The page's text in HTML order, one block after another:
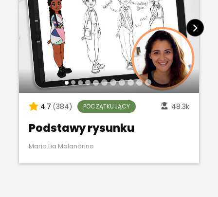
4.7 (384) POCZĄTKUJĄCY 48.3k
Podstawy rysunku
Maria Lia Malandrino